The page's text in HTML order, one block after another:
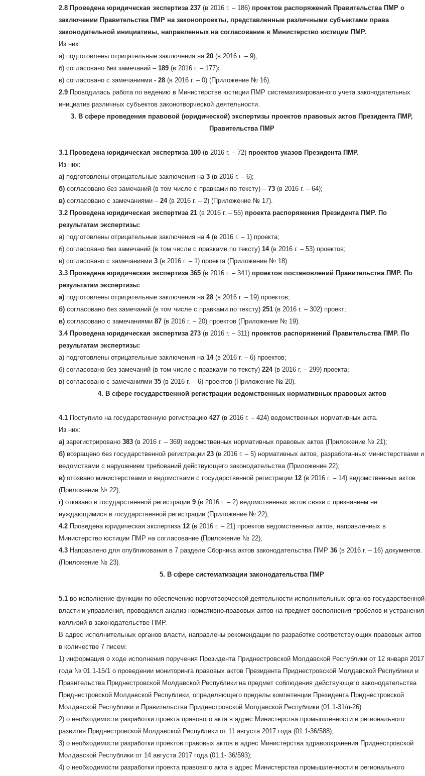
2.8 Проведена юридическая экспертиза 237 (в 2016 г. – 186) проектов распоряжений Правительства ПМР о
заключении Правительства ПМР на законопроекты, представленные различными субъектами права
законодательной инициативы, направленных на согласование в Министерство юстиции ПМР.
Из них:
а) подготовлены отрицательные заключения на 20 (в 2016 г. – 9);
б) согласовано без замечаний – 189 (в 2016 г. – 177);
в) согласовано с замечаниями - 28 (в 2016 г. – 0) (Приложение № 16).
2.9 Проводилась работа по ведению в Министерстве юстиции ПМР систематизированного учета законодательных
инициатив различных субъектов законотворческой деятельности.
3. В сфере проведения правовой (юридической) экспертизы проектов правовых актов Президента ПМР,
Правительства ПМР
3.1 Проведена юридическая экспертиза 100 (в 2016 г. – 72) проектов указов Президента ПМР.
Из них:
а) подготовлены отрицательные заключения на 3 (в 2016 г. – 6);
б) согласовано без замечаний (в том числе с правками по тексту) – 73 (в 2016 г. – 64);
в) согласовано с замечаниями – 24(в 2016 г. – 2) (Приложение № 17).
3.2 Проведена юридическая экспертиза 21 (в 2016 г. – 55) проекта распоряжения Президента ПМР. По
результатам экспертизы:
а) подготовлены отрицательные заключения на 4(в 2016 г. – 1) проекта;
б) согласовано без замечаний (в том числе с правками по тексту) 14 (в 2016 г. – 53) проектов;
в) согласовано с замечаниями 3 (в 2016 г. – 1) проекта (Приложение № 18).
3.3 Проведена юридическая экспертиза 365 (в 2016 г. – 341) проектов постановлений Правительства ПМР. По
результатам экспертизы:
а) подготовлены отрицательные заключения на28 (в 2016 г. – 19) проектов;
б) согласовано без замечаний (в том числе с правками по тексту) 251 (в 2016 г. – 302) проект;
в) согласовано с замечаниями 87 (в 2016 г. – 20) проектов (Приложение № 19).
3.4 Проведена юридическая экспертиза 273 (в 2016 г. – 311) проектов распоряжений Правительства ПМР. По
результатам экспертизы:
а) подготовлены отрицательные заключения на 14(в 2016 г. – 6) проектов;
б) согласовано без замечаний (в том числе с правками по тексту) 224 (в 2016 г. – 299) проекта;
в) согласовано с замечаниями 35 (в 2016 г. – 6) проектов (Приложение № 20).
4. В сфере государственной регистрации ведомственных нормативных правовых актов
4.1 Поступило на государственную регистрацию 427 (в 2016 г. – 424) ведомственных нормативных акта.
Из них:
а) зарегистрировано 383 (в 2016 г. – 369) ведомственных нормативных правовых актов (Приложение № 21);
б) возращено без государственной регистрации 23 (в 2016 г. – 5) нормативных актов, разработанных министерствами и
ведомствами с нарушением требований действующего законодательства (Приложение 22);
в) отозвано министерствами и ведомствами с государственной регистрации 12 (в 2016 г. – 14) ведомственных актов
(Приложение № 22);
г) отказано в государственной регистрации 9 (в 2016 г. – 2) ведомственных актов связи с признанием не
нуждающимися в государственной регистрации (Приложение № 22);
4.2 Проведена юридическая экспертиза 12 (в 2016 г. – 21) проектов ведомственных актов, направленных в
Министерство юстиции ПМР на согласование (Приложение № 22);
4.3 Направлено для опубликования в 7 разделе Сборника актов законодательства ПМР 36 (в 2016 г. – 16) документов.
(Приложение № 23).
5. В сфере систематизации законодательства ПМР
5.1 во исполнение функции по обеспечению нормотворческой деятельности исполнительных органов государственной
власти и управления, проводился анализ нормативно-правовых актов на предмет восполнения пробелов и устранения
коллизий в законодательстве ПМР.
В адрес исполнительных органов власти, направлены рекомендации по разработке соответствующих правовых актов
в количестве 7 писем:
1) информация о ходе исполнения поручения Президента Приднестровской Молдавской Республики от 12 января 2017
года № 01.1-15/1 о проведении мониторинга правовых актов Президента Приднестровской Молдавской Республики и
Правительства Приднестровской Молдавской Республики на предмет соблюдения действующего законодательства
Приднестровской Молдавской Республики, определяющего пределы компетенции Президента Приднестровской
Молдавской Республики и Правительства Приднестровской Молдавской Республики (01.1-31/п-26).
2) о необходимости разработки проекта правового акта в адрес Министерства промышленности и регионального
развития Приднестровской Молдавской Республики от 11 августа 2017 года (01.1-36/588);
3) о необходимости разработки проектов правовых актов в адрес Министерства здравоохранения Приднестровской
Молдавской Республики от 14 августа 2017 года (01.1- 36/593);
4) о необходимости разработки проекта правового акта в адрес Министерства промышленности и регионального